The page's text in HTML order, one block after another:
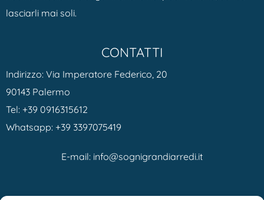
lasciarli mai soli.
CONTATTI
Indirizzo: Via Imperatore Federico, 20
90143 Palermo
Tel: +39 0916315612
Whatsapp: +39 3397075419
E-mail: info@sognigrandiarredi.it